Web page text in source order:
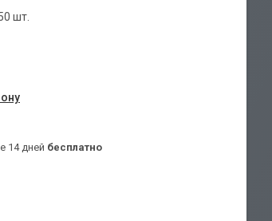
шт.
14 дней бесплатно